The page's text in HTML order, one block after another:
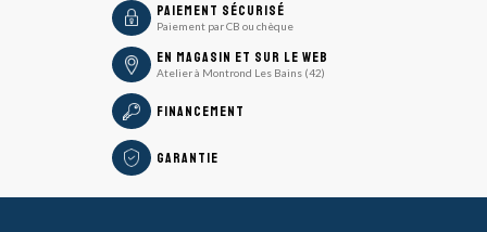
icon Paiement sécurisé
Paiement par CB ou chèque
En magasin et sur le Web
Atelier à Montrond Les Bains (42)
Financement
Garantie